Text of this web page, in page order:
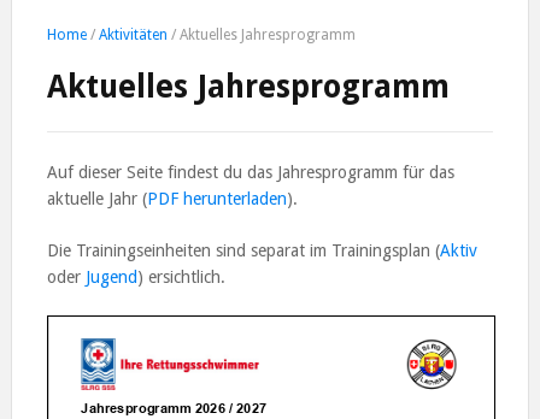
Home / Aktivitäten / Aktuelles Jahresprogramm
Aktuelles Jahresprogramm
Auf dieser Seite findest du das Jahresprogramm für das
aktuelle Jahr (PDF herunterladen).
Die Trainingseinheiten sind separat im Trainingsplan (Aktiv
oder Jugend) ersichtlich.